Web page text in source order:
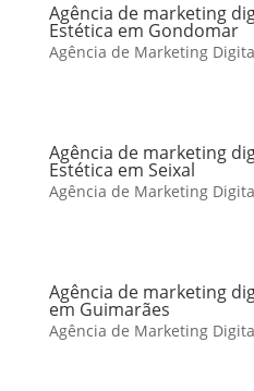
Agência de marketing
Estética em Gondomar
Agência de Marketing
Agência de marketing
Estética em Seixal
Agência de Marketing
Agência de marketing
em Guimarães
Agência de Marketing